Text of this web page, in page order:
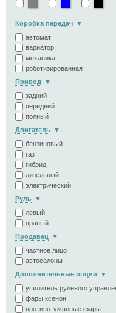
Коробка передач
автомат
вариатор
механика
роботизированная
Привод
задний
передний
полный
Двигатель
бензиновый
газ
гибрид
дизельный
электрический
Руль
левый
правый
Продавец
частное лицо
автосалоны
Дополнительные опции
усилитель рулевого
фары ксенон
противотуманные фары